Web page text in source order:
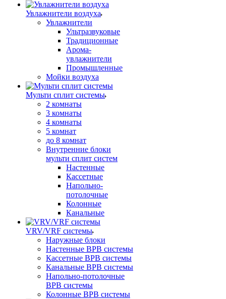
Увлажнители воздуха
Увлажнители
Ультразвуковые
Традиционные
Арома-
увлажнители
Промышленные
Мойки воздуха
Мульти сплит системы
2 комнаты
3 комнаты
4 комнаты
5 комнат
до 8 комнат
Внутренние блоки
мульти сплит систем
Настенные
Кассетные
Напольно-
потолочные
Колонные
Канальные
VRV/VRF системы
Наружные блоки
Настенные ВРВ системы
Кассетные ВРВ системы
Канальные ВРВ системы
Напольно-потолочные
ВРВ системы
Колонные ВРВ системы